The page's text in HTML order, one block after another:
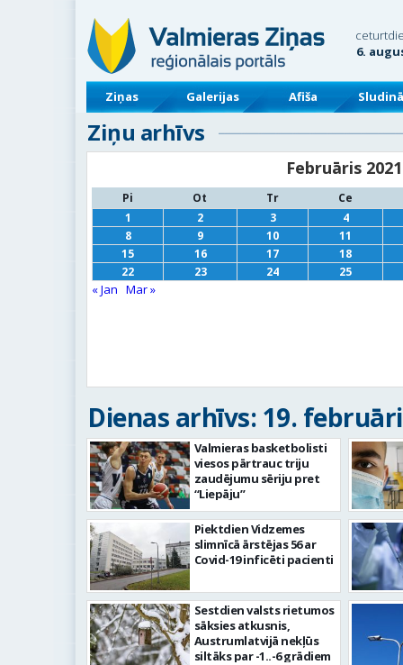
6.
Ziņas Galerijas Afiša
Ziņu arhīvs
Februāris 2021
Pi Ot Tr Ce
1
2 3 4
8
9 10 11
15
16 17 18
22
23 24 25
« Jan Mar »
Dienas arhīvs: 19.
Valmieras basketbolisti
viesos pārtrauc triju
zaudējumu sēriju pret
“Liepāju”
Piektdien Vidzemes
slimnīcā ārstējas 56 ar
Covid-19 inficēti pacienti
Sestdien valsts rietumos
sāksies atkusnis,
Austrumlatvijā nekļūs
siltāks par -1..-6 grādiem